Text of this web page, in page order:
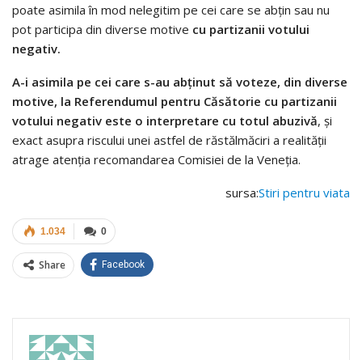
poate asimila în mod nelegitim pe cei care se abțin sau nu
pot participa din diverse motive cu partizanii votului
negativ.
A-i asimila pe cei care s-au abținut să voteze, din diverse
motive, la Referendumul pentru Căsătorie cu partizanii
votului negativ este o interpretare cu totul abuzivă, și
exact asupra riscului unei astfel de răstălmăciri a realității
atrage atenția recomandarea Comisiei de la Veneția.
sursa:Stiri pentru viata
0
1.034
Share Facebook